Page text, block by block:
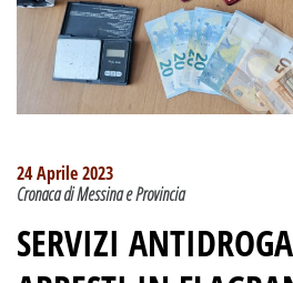
24 Aprile 2023
Cronaca di Messina e Provincia
SERVIZI